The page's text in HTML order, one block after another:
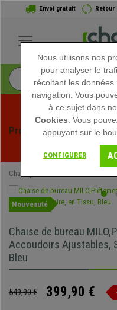
Envoi gratuit Retour
Profitez des soldes
exclusives pour
Chaisepro
Nouveauté
Chaise de bureau
Accoudoirs Ajustables,
Bleu
549,90 € 399,90 €
Nous utilisons nos
pour analyser le
récoltant les
navigation. Vous
à ce sujet dans
Cookies . Vous
appuyant sur le
CONFIGURER